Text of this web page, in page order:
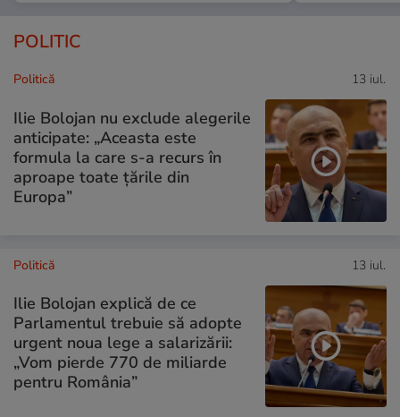
POLITIC
Politică 13 iul.
Ilie Bolojan nu exclude alegerile
anticipate: „Aceasta este
formula la care s-a recurs în
aproape toate ţările din
Europa”
Politică 13 iul.
Ilie Bolojan explică de ce
Parlamentul trebuie să adopte
urgent noua lege a salarizării:
„Vom pierde 770 de miliarde
pentru România”